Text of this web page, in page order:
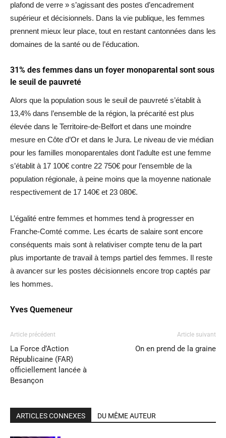
plafond de verre » s’agissant des postes d’encadrement
supérieur et décisionnels. Dans la vie publique, les femmes
prennent mieux leur place, tout en restant cantonnées dans les
domaines de la santé ou de l’éducation.
31% des femmes dans un foyer monoparental sont sous
le seuil de pauvreté
Alors que la population sous le seuil de pauvreté s’établit à
13,4% dans l’ensemble de la région, la précarité est plus
élevée dans le Territoire-de-Belfort et dans une moindre
mesure en Côte d’Or et dans le Jura. Le niveau de vie médian
pour les familles monoparentales dont l’adulte est une femme
s’établit à 17 100€ contre 22 750€ pour l’ensemble de la
population régionale, à peine moins que la moyenne nationale
respectivement de 17 140€ et 23 080€.
L’égalité entre femmes et hommes tend à progresser en
Franche-Comté comme. Les écarts de salaire sont encore
conséquents mais sont à relativiser compte tenu de la part
plus importante de travail à temps partiel des femmes. Il reste
à avancer sur les postes décisionnels encore trop captés par
les hommes.
Yves Quemeneur
Article précédent
La Force d’Action
Républicaine (FAR)
officiellement lancée à
Besançon
Article suivant
On en prend de la graine
ARTICLES CONNEXES DU MÊME AUTEUR